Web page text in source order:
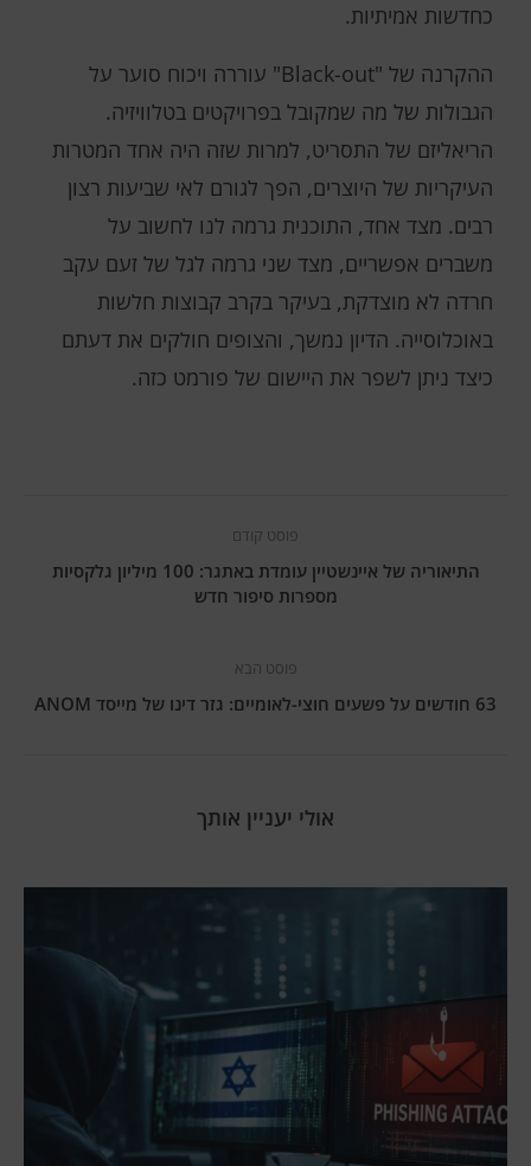
כחדשות אמיתיות.
ההקרנה של "Black-out" עוררה ויכוח סוער על
הגבולות של מה שמקובל בפרויקטים בטלוויזיה.
הריאליזם של התסריט, למרות שזה היה אחד המטרות
העיקריות של היוצרים, הפך לגורם לאי שביעות רצון
רבים. מצד אחד, התוכנית גרמה לנו לחשוב על
משברים אפשריים, מצד שני גרמה לגל של זעם עקב
חרדה לא מוצדקת, בעיקר בקרב קבוצות חלשות
באוכלוסייה. הדיון נמשך, והצופים חולקים את דעתם
כיצד ניתן לשפר את היישום של פורמט כזה.
פוסט קודם
התיאוריה של איינשטיין עומדת באתגר: 100 מיליון גלקסיות
מספרות סיפור חדש
פוסט הבא
63 חודשים על פשעים חוצי-לאומיים: גזר דינו של מייסד ANOM
אולי יעניין אותך